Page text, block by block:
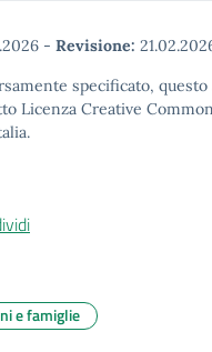
- Revisione:
specificato,
Licenza Creative
e famiglie